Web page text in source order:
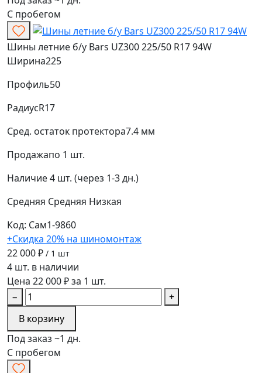
С пробегом
Шины летние б/у Bars UZ300 225/50 R17 94W
Ширина225
Профиль50
РадиусR17
Сред. остаток протектора7.4 мм
Продажапо 1 шт.
Наличие4 шт. (через 1-3 дн.)
Средняя Средняя Низкая
Код: Сам1-9860
+Скидка 20% на шиномонтаж
22 000 ₽ / 1 шт
4 шт. в наличии
Цена 22 000 ₽ за 1 шт.
−
+
В корзину
Под заказ ~1 дн.
С пробегом